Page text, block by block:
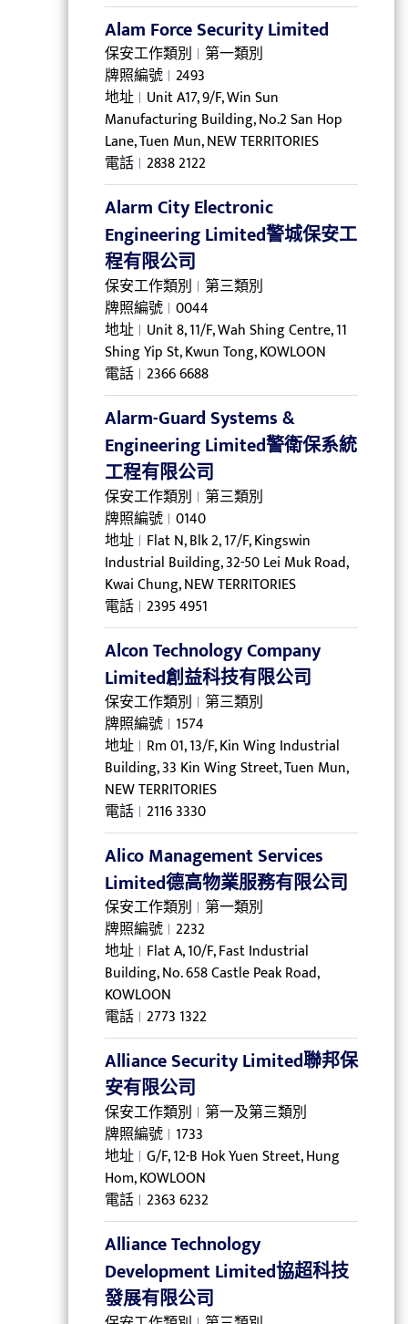
Alam Force Security Limited
保安工作類別 第一類別
牌照編號 2493
地址 Unit A17, 9/F, Win Sun
Manufacturing Building, No.2 San Hop
Lane, Tuen Mun, NEW TERRITORIES
電話 2838 2122
Alarm City Electronic
Engineering Limited警城保安工
程有限公司
保安工作類別 第三類別
牌照編號 0044
地址 Unit 8, 11/F, Wah Shing Centre, 11
Shing Yip St, Kwun Tong, KOWLOON
電話 2366 6688
Alarm-Guard Systems &
Engineering Limited警衛保系統
工程有限公司
保安工作類別 第三類別
牌照編號 0140
地址 Flat N, Blk 2, 17/F, Kingswin
Industrial Building, 32-50 Lei Muk Road,
Kwai Chung, NEW TERRITORIES
電話 2395 4951
Alcon Technology Company
Limited創益科技有限公司
保安工作類別 第三類別
牌照編號 1574
地址 Rm 01, 13/F, Kin Wing Industrial
Building, 33 Kin Wing Street, Tuen Mun,
NEW TERRITORIES
電話 2116 3330
Alico Management Services
Limited德高物業服務有限公司
保安工作類別 第一類別
牌照編號 2232
地址 Flat A, 10/F, Fast Industrial
Building, No. 658 Castle Peak Road,
KOWLOON
電話 2773 1322
Alliance Security Limited聯邦保
安有限公司
保安工作類別 第一及第三類別
牌照編號 1733
地址 G/F, 12-B Hok Yuen Street, Hung
Hom, KOWLOON
電話 2363 6232
Alliance Technology
Development Limited協超科技
發展有限公司